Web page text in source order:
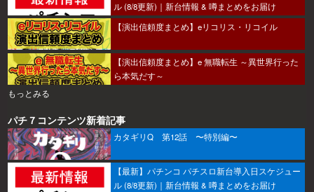
ル (8/8更新)｜新台情報 & 噂まとめをお届け
【演出信頼度まとめ】eリコリス・リコイル
【演出信頼度まとめ】e 無職転生 ～異世界行った
ら本気だす～
もっとみる
パチ７コンテンツ新着記事
カタギリQ 第12話 〜特別編〜
【最新】パチンコ パチスロ新台導入日スケジュー
ル (8/8更新)｜新台情報 & 噂まとめをお届け